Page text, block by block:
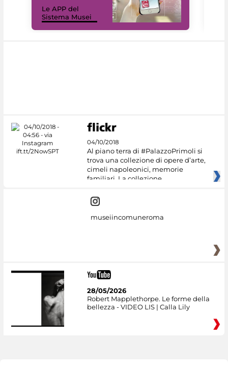
Le APP del
Sistema Musei
04/10/2018
Al piano terra di #PalazzoPrimoli si
trova una collezione di opere d’arte,
cimeli napoleonici, memorie
familiari. La collezione
museiincomuneroma
28/05/2026
Robert Mapplethorpe. Le forme della
bellezza - VIDEO LIS | Calla Lily